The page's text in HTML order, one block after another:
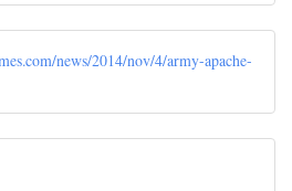
news/2014/nov/4/army-apache-